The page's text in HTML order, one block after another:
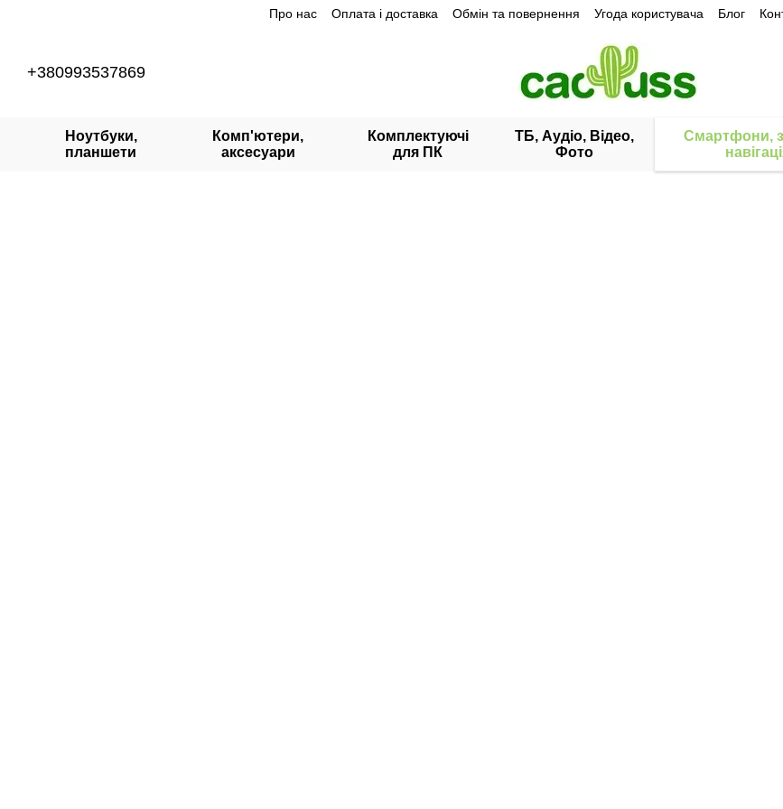
Про нас Оплата і доставка Обмін та повернення Угода користувача Блог
+380993537869
Ноутбуки,
планшети
Комп'ютери,
аксесуари
Комплектуючі
для ПК
ТБ, Аудіо, Відео,
Фото
Смартфони,